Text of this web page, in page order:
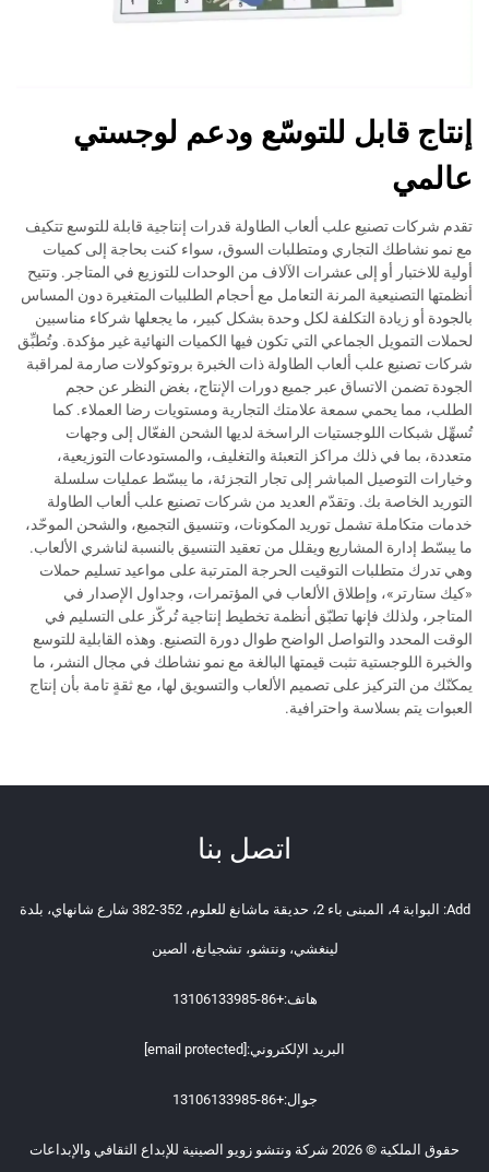
إنتاج قابل للتوسّع ودعم لوجستي
عالمي
تقدم شركات تصنيع علب ألعاب الطاولة قدرات إنتاجية قابلة للتوسع تتكيف
مع نمو نشاطك التجاري ومتطلبات السوق، سواء كنت بحاجة إلى كميات
أولية للاختبار أو إلى عشرات الآلاف من الوحدات للتوزيع في المتاجر. وتتيح
أنظمتها التصنيعية المرنة التعامل مع أحجام الطلبيات المتغيرة دون المساس
بالجودة أو زيادة التكلفة لكل وحدة بشكل كبير، ما يجعلها شركاء مناسبين
لحملات التمويل الجماعي التي تكون فيها الكميات النهائية غير مؤكدة. وتُطبِّق
شركات تصنيع علب ألعاب الطاولة ذات الخبرة بروتوكولات صارمة لمراقبة
الجودة تضمن الاتساق عبر جميع دورات الإنتاج، بغض النظر عن حجم
الطلب، مما يحمي سمعة علامتك التجارية ومستويات رضا العملاء. كما
تُسهِّل شبكات اللوجستيات الراسخة لديها الشحن الفعّال إلى وجهات
متعددة، بما في ذلك مراكز التعبئة والتغليف، والمستودعات التوزيعية،
وخيارات التوصيل المباشر إلى تجار التجزئة، ما يبسّط عمليات سلسلة
التوريد الخاصة بك. وتقدّم العديد من شركات تصنيع علب ألعاب الطاولة
خدمات متكاملة تشمل توريد المكونات، وتنسيق التجميع، والشحن الموحّد،
ما يبسّط إدارة المشاريع ويقلل من تعقيد التنسيق بالنسبة لناشري الألعاب.
وهي تدرك متطلبات التوقيت الحرجة المترتبة على مواعيد تسليم حملات
«كيك ستارتر»، وإطلاق الألعاب في المؤتمرات، وجداول الإصدار في
المتاجر، ولذلك فإنها تطبّق أنظمة تخطيط إنتاجية تُركّز على التسليم في
الوقت المحدد والتواصل الواضح طوال دورة التصنيع. وهذه القابلية للتوسع
والخبرة اللوجستية تثبت قيمتها البالغة مع نمو نشاطك في مجال النشر، ما
يمكنّك من التركيز على تصميم الألعاب والتسويق لها، مع ثقةٍ تامة بأن إنتاج
العبوات يتم بسلاسة واحترافية.
اتصل بنا
Add: البوابة 4، المبنى باء 2، حديقة ماشانغ للعلوم، 352-382 شارع شانهاي، بلدة
لينغشي، ونتشو، تشجيانغ، الصين
هاتف:+86-13106133985
البريد الإلكتروني:
جوال:+86-13106133985
حقوق الملكية © 2026 شركة ونتشو زويو الصينية للإبداع الثقافي والإبداعات